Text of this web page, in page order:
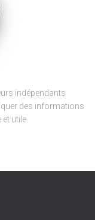
indépendants
des informations
utile.